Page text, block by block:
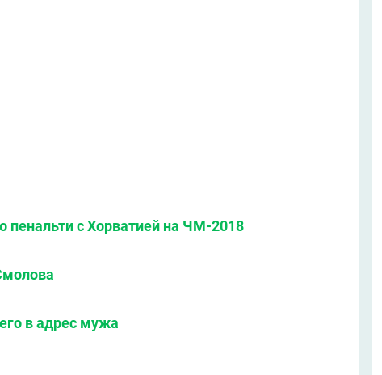
пенальти с Хорватией на ЧМ-2018
в адрес мужа